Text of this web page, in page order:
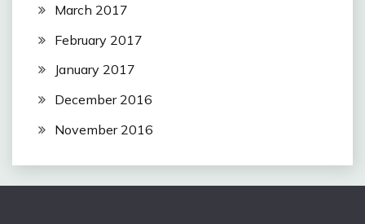
March 2017
February 2017
January 2017
December 2016
November 2016